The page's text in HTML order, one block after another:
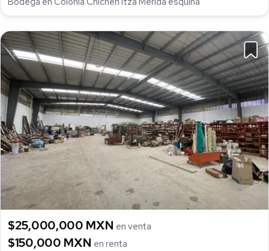
$25,000,000 MXN en venta
$150,000 MXN en renta